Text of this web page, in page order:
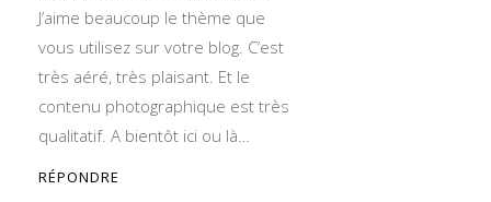
J’aime beaucoup le thème que
vous utilisez sur votre blog. C’est
très aéré, très plaisant. Et le
contenu photographique est très
qualitatif. A bientôt ici ou là…
RÉPONDRE